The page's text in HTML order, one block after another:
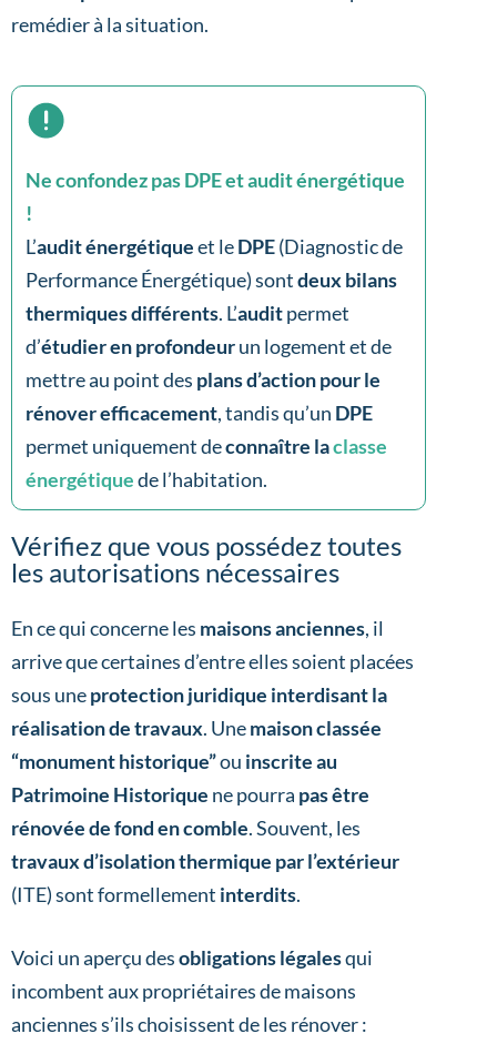
remédier à la situation.
Ne confondez pas DPE et audit énergétique
!
L’audit énergétiqueet leDPE(Diagnostic de
Performance Énergétique) sontdeux bilans
thermiques différents. L’auditpermet
d’étudier en profondeurun logement et de
mettre au point des plans d’action pour le
rénover efficacement, tandis qu’un DPE
permet uniquement deconnaître laclasse
énergétiquede l’habitation.
Vérifiez que vous possédez toutes
les autorisations nécessaires
En ce qui concerne les maisons anciennes, il
arrive que certaines d’entre elles soient placées
sous uneprotection juridique interdisant la
réalisation de travaux. Unemaison classée
“monument historique”ou inscrite au
Patrimoine Historique ne pourra pas être
rénovée de fond en comble. Souvent, les
travaux d’isolation thermique par l’extérieur
(ITE) sont formellement interdits.
Voici un aperçu desobligations légalesqui
incombent aux propriétaires de maisons
anciennes s’ils choisissent de les rénover :